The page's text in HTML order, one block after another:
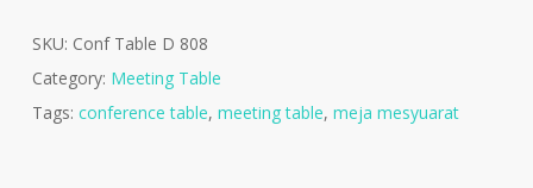
SKU: Conf Table D 808
Category: Meeting Table
Tags: conference table, meeting table, meja mesyuarat